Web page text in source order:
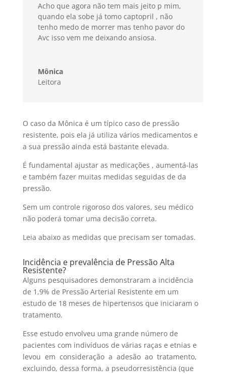
Acho que agora não tem mais jeito p mim,
quando ela sobe já tomo captopril , não
tenho medo de morrer mas tenho pavor do
Avc isso vem me deixando ansiosa.
Mônica
Leitora
O caso da Mônica é um típico caso de pressão
resistente, pois ela já utiliza vários medicamentos e
a sua pressão ainda está bastante elevada.
É fundamental ajustar as medicações , aumentá-las
e também fazer muitas medidas seguidas de da
pressão.
Sem um controle rigoroso dos valores, seu médico
não poderá tomar uma decisão correta.
Leia abaixo as medidas que precisam ser tomadas.
Incidência e prevalência de Pressão Alta
Resistente?
Alguns pesquisadores demonstraram a incidência
de 1,9% de Pressão Arterial Resistente em um
estudo de 18 meses de hipertensos que iniciaram o
tratamento.
Esse estudo envolveu uma grande número de
pacientes com indivíduos de várias raças e etnias e
levou em consideração a adesão ao tratamento,
excluindo, dessa forma, a pseudorresistência (que